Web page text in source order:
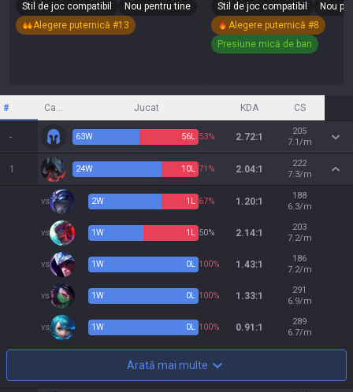
Stil de joc compatibil
Nou pentru tine
Alegere puternică #13
Stil de joc compatibil
Nou
Alegere puternică #8
Presiune mică de ban
# Campion Jucat KDA CS
- 63W 56L 53% 2.72:1
205
7.1/m
1 24W 10L 71% 2.04:1
222
7.3/m
vs 2W 1 L 67% 1.20:1
188
6.3/m
vs 1W 1 L 50% 2.14:1
203
7.2/m
vs 1W 0L 100% 1.43:1
186
7.2/m
vs 1W 0L 100% 1.33:1
291
6.9/m
vs 1W 0L 100% 0.91:1
289
6.7/m
Arată mai multe